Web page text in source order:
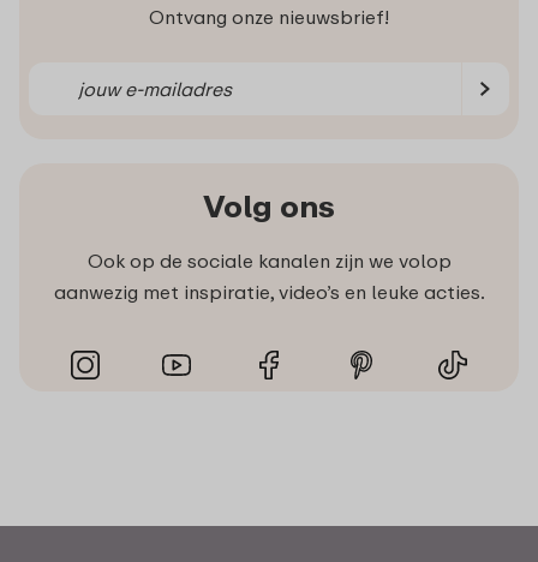
Ontvang onze nieuwsbrief!
Volg ons
Ook op de sociale kanalen zijn we volop
aanwezig met inspiratie, video’s en leuke acties.